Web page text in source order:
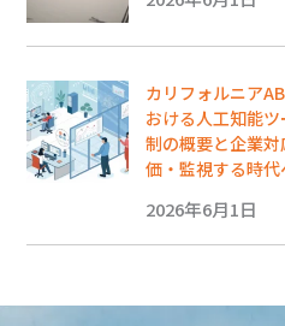
カリフォルニア
おける人工知能
制の概要と企業
価・監視する時代
2026年6月1日